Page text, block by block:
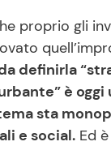
proprio gli
definirla
è oggi
sta
e social. Ed